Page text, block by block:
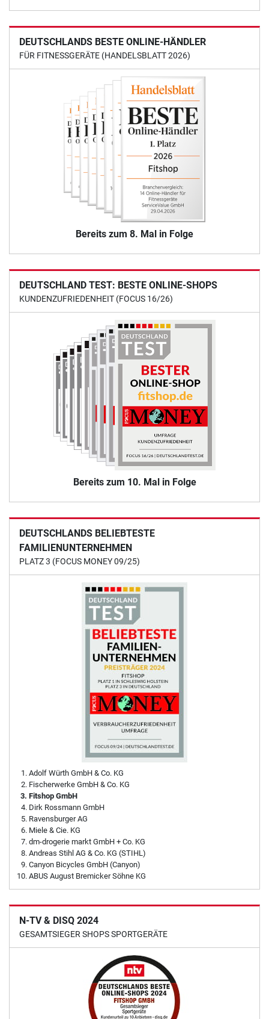
DEUTSCHLANDS BESTE ONLINE-HÄNDLER
FÜR FITNESSGERÄTE (HANDELSBLATT 2026)
Bereits zum 8. Mal in Folge
DEUTSCHLAND TEST: BESTE ONLINE-SHOPS
KUNDENZUFRIEDENHEIT (FOCUS 16/26)
Bereits zum 10. Mal in Folge
DEUTSCHLANDS BELIEBTESTE
FAMILIENUNTERNEHMEN
PLATZ 3 (FOCUS MONEY 09/25)
Adolf Würth GmbH & Co. KG
Fischerwerke GmbH & Co. KG
Fitshop GmbH
Dirk Rossmann GmbH
Ravensburger AG
Miele & Cie. KG
dm-drogerie markt GmbH + Co. KG
Andreas Stihl AG & Co. KG (STIHL)
Canyon Bicycles GmbH (Canyon)
ABUS August Bremicker Söhne KG
N-TV & DISQ 2024
GESAMTSIEGER SHOPS SPORTGERÄTE